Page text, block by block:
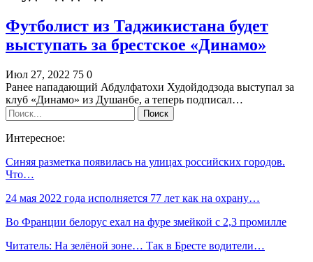
Футболист из Таджикистана будет
выступать за брестское «Динамо»
Июл 27, 2022 75 0
Ранее нападающий Абдулфатохи Худойдодзода выступал за
клуб «Динамо» из Душанбе, а теперь подписал…
Интересное:
Синяя разметка появилась на улицах российских городов.
Что…
24 мая 2022 года исполняется 77 лет как на охрану…
Во Франции белорус ехал на фуре змейкой с 2,3 промилле
Читатель: На зелёной зоне… Так в Бресте водители…